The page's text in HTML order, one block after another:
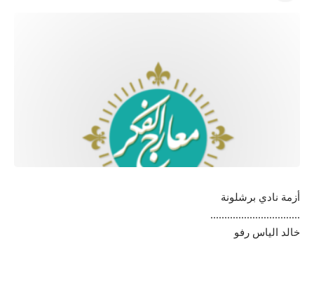
أزمة نادي برشلونة
…………………………..
خالد الياس رفو